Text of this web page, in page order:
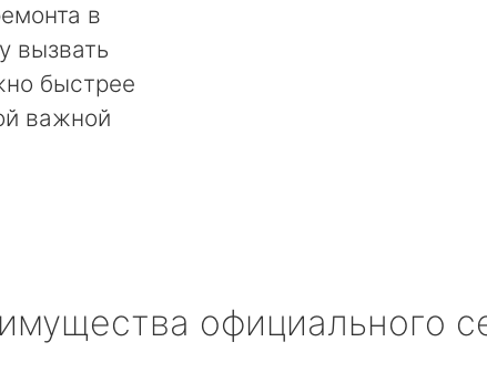
в
вызвать
быстрее
важной
официального